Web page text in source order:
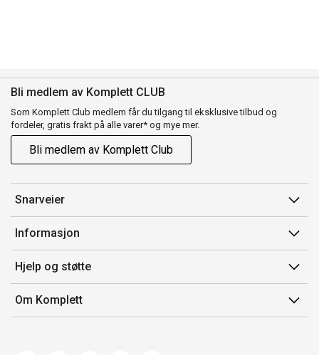
Bli medlem av Komplett CLUB
Som Komplett Club medlem får du tilgang til eksklusive tilbud og
fordeler, gratis frakt på alle varer* og mye mer.
Bli medlem av Komplett Club
Snarveier
Min side
Ordreoversikt
Flex
Komplett Club
Informasjon
Salgsbetingelser
Medlemsvilkår for Komplett Club
Merker/produsent
Hjelp og støtte
Kontakt oss
Kundeservice
Om Komplett